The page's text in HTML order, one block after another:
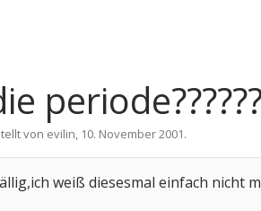
von evilin, 10. November 2001.
weiß diesesmal einfach nicht